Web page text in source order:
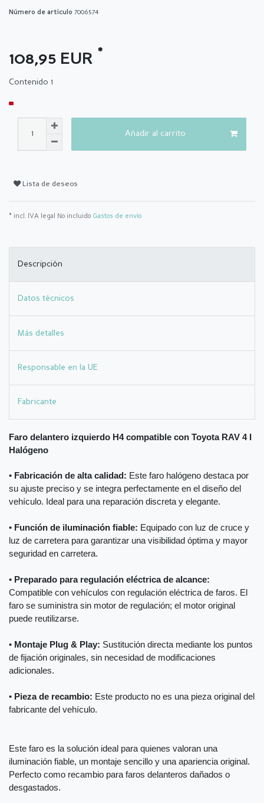
Número de artículo 7006574
108,95 EUR *
Contenido 1
Añadir al carrito
Lista de deseos
* incl. IVA legal No incluido Gastos de envío
Descripción
Datos técnicos
Más detalles
Responsable en la UE
Fabricante
Faro delantero izquierdo H4 compatible con Toyota RAV 4 I
Halógeno
• Fabricación de alta calidad: Este faro halógeno destaca por
su ajuste preciso y se integra perfectamente en el diseño del
vehículo. Ideal para una reparación discreta y elegante.
• Función de iluminación fiable: Equipado con luz de cruce y
luz de carretera para garantizar una visibilidad óptima y mayor
seguridad en carretera.
• Preparado para regulación eléctrica de alcance:
Compatible con vehículos con regulación eléctrica de faros. El
faro se suministra sin motor de regulación; el motor original
puede reutilizarse.
• Montaje Plug & Play: Sustitución directa mediante los puntos
de fijación originales, sin necesidad de modificaciones
adicionales.
• Pieza de recambio: Este producto no es una pieza original del
fabricante del vehículo.
Este faro es la solución ideal para quienes valoran una
iluminación fiable, un montaje sencillo y una apariencia original.
Perfecto como recambio para faros delanteros dañados o
desgastados.